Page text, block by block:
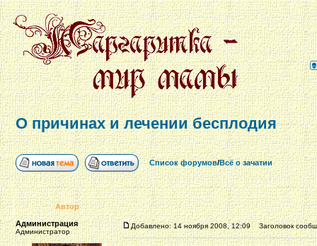
О причинах и лечении бесплодия
Список форумов/Всё о зачатии
Автор
Администрация
Администратор
Добавлено: 14 ноября 2008, 12:09 Заголовок